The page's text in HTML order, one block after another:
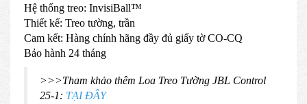
Hệ thống treo: InvisiBall™
Thiết kế: Treo tường, trần
Cam kết: Hàng chính hãng đầy đủ giấy tờ CO-CQ
Bảo hành 24 tháng
>>>Tham khảo thêm Loa Treo Tường JBL Control
25-1: TẠI ĐÂY